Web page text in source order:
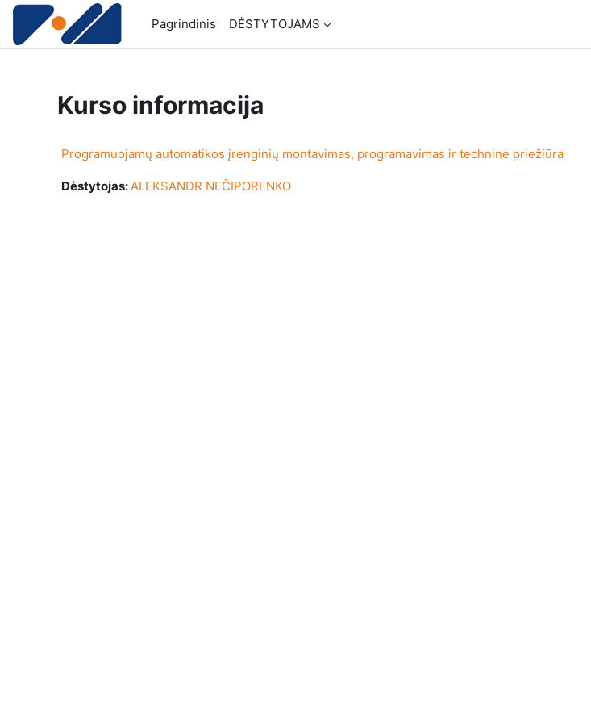
Pereiti į pagrindinį turinį
Pagrindinis
DĖSTYTOJAMS
Kurso informacija
Programuojamų automatikos įrenginių montavimas, programavimas ir techninė priežiūra
Dėstytojas:ALEKSANDR NEČIPORENKO